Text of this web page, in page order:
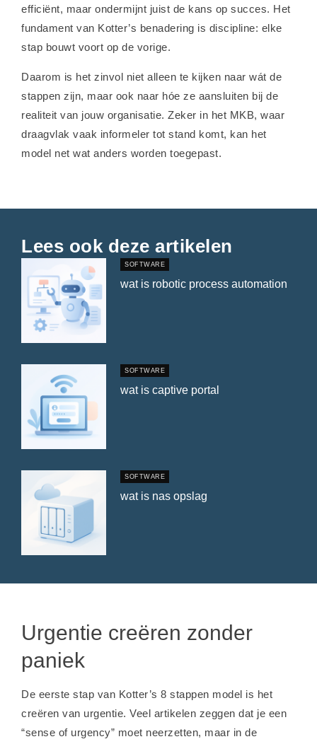
efficiënt, maar ondermijnt juist de kans op succes. Het
fundament van Kotter’s benadering is discipline: elke
stap bouwt voort op de vorige.
Daarom is het zinvol niet alleen te kijken naar wát de
stappen zijn, maar ook naar hóe ze aansluiten bij de
realiteit van jouw organisatie. Zeker in het MKB, waar
draagvlak vaak informeler tot stand komt, kan het
model net wat anders worden toegepast.
Lees ook deze artikelen
SOFTWARE
wat is robotic process automation
SOFTWARE
wat is captive portal
SOFTWARE
wat is nas opslag
Urgentie creëren zonder
paniek
De eerste stap van Kotter’s 8 stappen model is het
creëren van urgentie. Veel artikelen zeggen dat je een
“sense of urgency” moet neerzetten, maar in de